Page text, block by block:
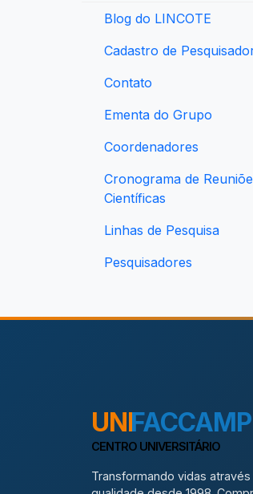
Blog do LINCOTE
Cadastro de
Contato
Ementa do Grupo
Coordenadores
Cronograma de
Científicas
Linhas de Pesquisa
Pesquisadores
UNIFACCAMP
CENTRO UNIVERSITÁRIO
Transformando vidas